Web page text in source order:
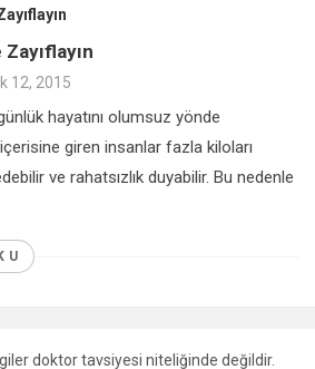
12, 2015
hayatını olumsuz yönde
giren insanlar fazla kiloları
ve rahatsızlık duyabilir. Bu nedenle
doktor tavsiyesi niteliğinde değildir.